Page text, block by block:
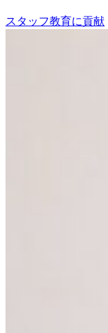
スタッフ教育に貢献